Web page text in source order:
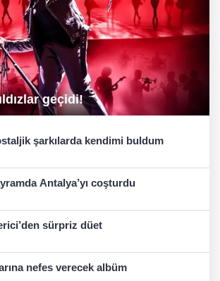
geçidi!
şarkılarda kendimi buldum
Antalya’yı coşturdu
sürpriz düet
nefes verecek albüm